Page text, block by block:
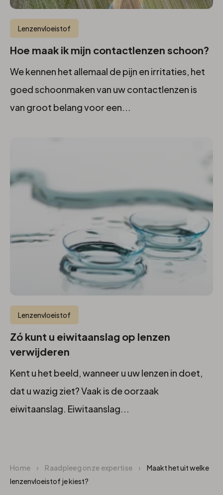
Lenzenvloeistof
Hoe maak ik mijn contactlenzen schoon?
We kennen het allemaal de pijn en irritaties, het
goed schoonmaken van uw contactlenzen is
van groot belang voor een...
Lenzenvloeistof
Zó kunt u eiwitaanslag op lenzen
verwijderen
Kent u het beeld, wanneer u uw lenzen in doet,
dat u wazig ziet? Vaak is de oorzaak
eiwitaanslag. Eiwitaanslag...
Home › Raadpleeg onze expertise ›
Maakt het uit welke
lenzenvloeistof je kiest?